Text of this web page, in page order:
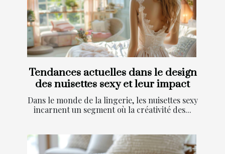
Tendances actuelles dans le design
des nuisettes sexy et leur impact
Dans le monde de la lingerie, les nuisettes sexy
incarnent un segment où la créativité des...